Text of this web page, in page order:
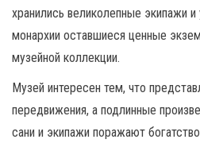
хранились великолепные экипажи
монархии оставшиеся ценные
музейной коллекции.
Музей интересен тем, что
передвижения, а подлинные
сани и экипажи поражают